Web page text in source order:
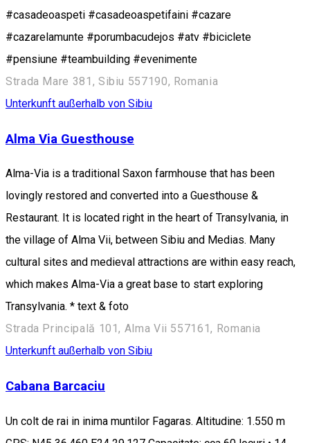
#casadeoaspeti #casadeoaspetifaini #cazare
#cazarelamunte #porumbacudejos #atv #biciclete
#pensiune #teambuilding #evenimente
Strada Mare 381, Sibiu 557190, Romania
Unterkunft außerhalb von Sibiu
Alma Via Guesthouse
Alma-Via is a traditional Saxon farmhouse that has been
lovingly restored and converted into a Guesthouse &
Restaurant. It is located right in the heart of Transylvania, in
the village of Alma Vii, between Sibiu and Medias. Many
cultural sites and medieval attractions are within easy reach,
which makes Alma-Via a great base to start exploring
Transylvania. * text & foto
Strada Principală 101, Alma Vii 557161, Romania
Unterkunft außerhalb von Sibiu
Cabana Barcaciu
Un colt de rai in inima muntilor Fagaras. Altitudine: 1.550 m